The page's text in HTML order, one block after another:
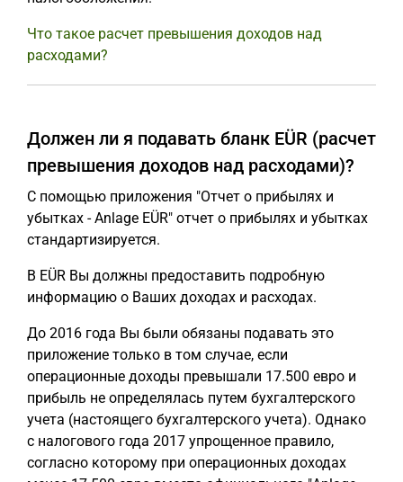
Что такое расчет превышения доходов над
расходами?
Должен ли я подавать бланк EÜR (расчет
превышения доходов над расходами)?
С помощью приложения "Отчет о прибылях и
убытках - Anlage EÜR" отчет о прибылях и убытках
стандартизируется.
В EÜR Вы должны предоставить подробную
информацию о Ваших доходах и расходах.
До 2016 года Вы были обязаны подавать это
приложение только в том случае, если
операционные доходы превышали 17.500 евро и
прибыль не определялась путем бухгалтерского
учета (настоящего бухгалтерского учета). Однако
с налогового года 2017 упрощенное правило,
согласно которому при операционных доходах